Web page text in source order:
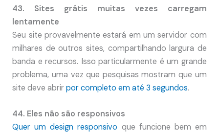
43. Sites grátis muitas vezes carregam
lentamente
Seu site provavelmente estará em um servidor com
milhares de outros sites, compartilhando largura de
banda e recursos. Isso particularmente é um grande
problema, uma vez que pesquisas mostram que um
site deve abrirpor completo em até 3 segundos.
44. Eles não são responsivos
Quer um design responsivo que funcione bem em